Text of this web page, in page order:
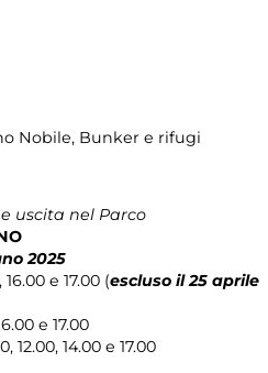
Nobile, Bunker e rifugi
uscita nel Parco
2025
16.00 e 17.00 (escluso il 25 aprile
e 17.00
12.00, 14.00 e 17.00